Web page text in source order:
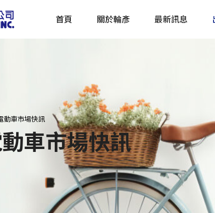
首頁 關於輪彥 最新訊息
球電動自行車專刊 EBS
Bike & E-Bike Market
Update
動車市場快訊
車市場快訊